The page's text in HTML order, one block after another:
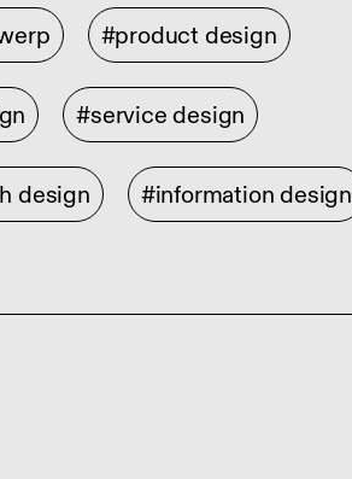
#product design
#service design
design #information design